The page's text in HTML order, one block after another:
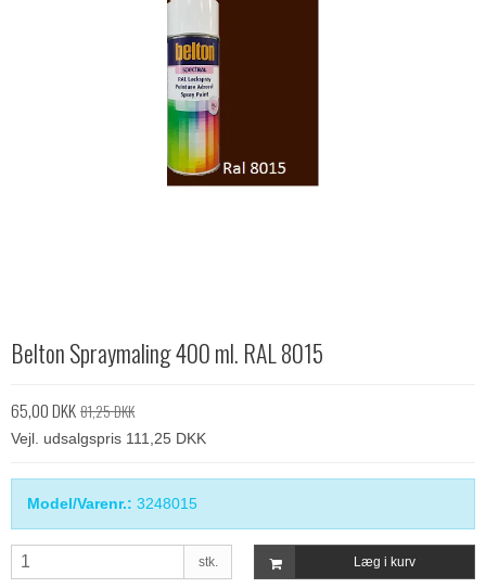
Belton Spraymaling 400 ml. RAL 8015
65,00 DKK81,25 DKK
Vejl. udsalgspris 111,25 DKK
Model/Varenr.: 3248015
stk. Læg i kurv